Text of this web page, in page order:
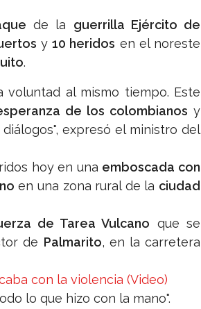
de la guerrilla Ejército de
y10 heridos en el noreste
.
al mismo tiempo. Este
de los colombianos y
expresó el ministro del
hoy en una emboscada con
en una zona rural de la ciudad
de Tarea Vulcano que se
de Palmarito, en la carretera
con la violencia (Video)
lo que hizo con la mano".